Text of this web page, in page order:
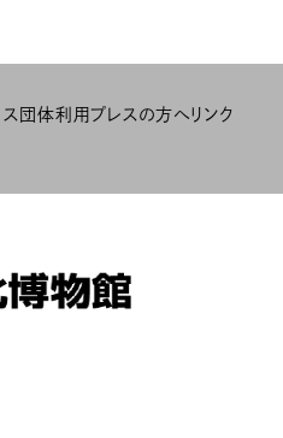
団体利用 プレスの方へリンク